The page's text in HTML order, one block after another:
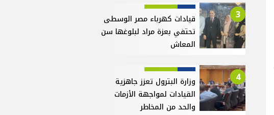
3
قيادات كهرباء مصر الوسطى
تحتفي بعزة مراد لبلوغها سن
المعاش
4
وزارة البترول تعزز جاهزية
القيادات لمواجهة الأزمات
والحد من المخاطر